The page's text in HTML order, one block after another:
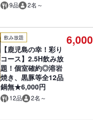
9品 2名～
飲み放題
【鹿児島の幸！彩り
コース】2.5H飲み放
題！個室確約◎溶岩
焼き、黒豚等全12品
鍋無★6,000円
12品 2名～
6,000